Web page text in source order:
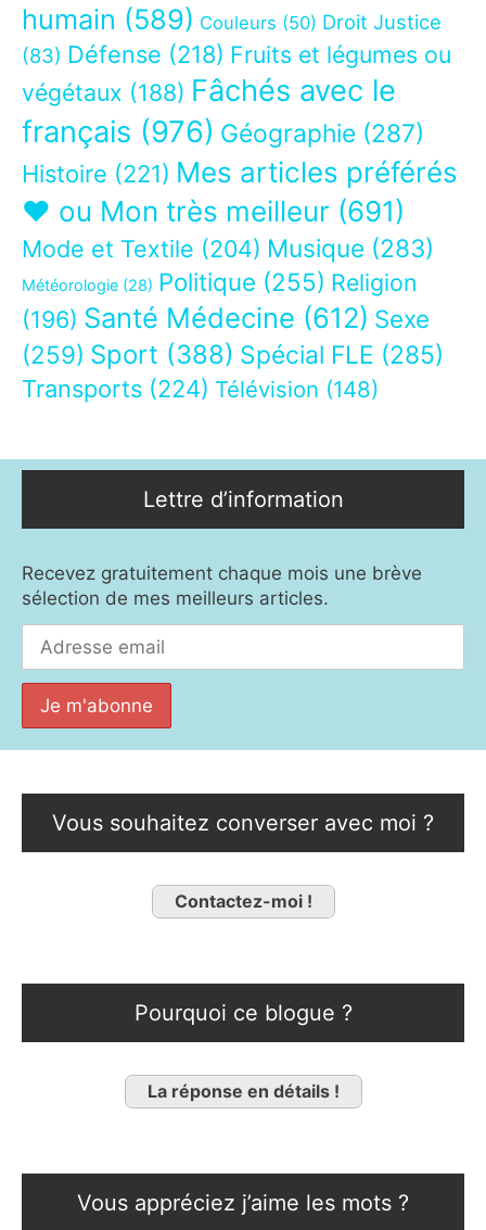
humain (589) Couleurs (50) Droit Justice
(83) Défense (218) Fruits et légumes ou
végétaux (188) Fâchés avec le
français (976) Géographie (287)
Histoire (221) Mes articles préférés
❤ ou Mon très meilleur (691)
Mode et Textile (204) Musique (283)
Météorologie (28) Politique (255) Religion
(196) Santé Médecine (612) Sexe
(259) Sport (388) Spécial FLE (285)
Transports (224) Télévision (148)
Lettre d’information
Recevez gratuitement chaque mois une brève
sélection de mes meilleurs articles.
Vous souhaitez converser avec moi ?
Contactez-moi !
Pourquoi ce blogue ?
La réponse en détails !
Vous appréciez j’aime les mots ?